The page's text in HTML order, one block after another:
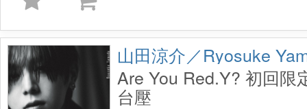
山田涼介／Ryosuke
Are You Red.Y? 初回限
台壓